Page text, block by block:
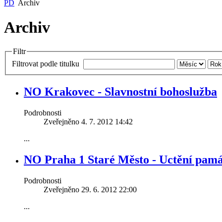
Projekt péče o
Dialog na
Archa ZŠ a MŠ při
PD Archiv
Archiv
Filtr
Filtrovat podle titulku
NO Krakovec - Slavnostní bohoslužba
Podrobnosti
Zveřejněno 4. 7. 2012 14:42
...
NO Praha 1 Staré Město - Uctění
Podrobnosti
Zveřejněno 29. 6. 2012 22:00
...